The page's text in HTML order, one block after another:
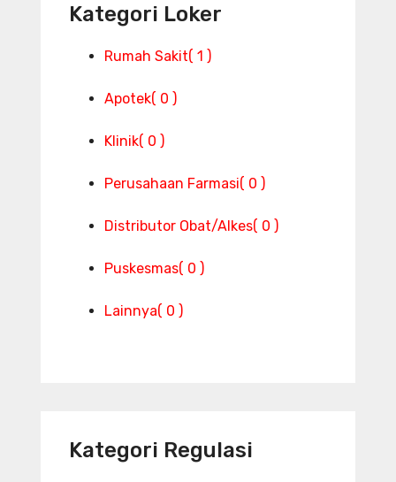
Kategori Loker
Rumah Sakit( 1 )
Apotek( 0 )
Klinik( 0 )
Perusahaan Farmasi( 0 )
Distributor Obat/Alkes( 0 )
Puskesmas( 0 )
Lainnya( 0 )
Kategori Regulasi